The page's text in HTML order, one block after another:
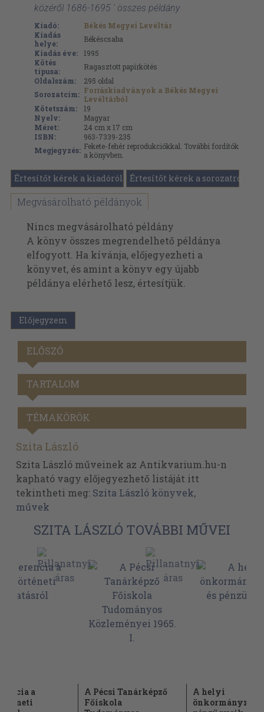
közéről 1686-1695 ' összes példány
Kiadó:
Békés Megyei Levéltár
Kiadás
helye:
Békéscsaba
Kiadás éve:
1995
Kötés
típusa:
Ragasztott papírkötés
Oldalszám:
295 oldal
Sorozatcím: Forráskiadványok a Békés Megyei
Levéltárból
Kötetszám:
19
Nyelv:
Magyar
Méret:
24 cm x 17 cm
ISBN:
963-7339-235
Megjegyzés: Fekete-fehér reprodukciókkal. További fordítók
a könyvben.
Értesítőt kérek a kiadóról Értesítőt kérek a sorozatról
Megvásárolható példányok
Nincs megvásárolható példány
A könyv összes megrendelhető példánya
elfogyott. Ha kívánja, előjegyezheti a
könyvet, és amint a könyv egy újabb
példánya elérhető lesz, értesítjük.
Előjegyzem
ELŐSZÓ
TARTALOM
TÉMAKÖRÖK
Szita László
Szita László műveinek az Antikvarium.hu-n
kapható vagy előjegyezhető listáját itt
tekintheti meg: Szita László könyvek,
művek
SZITA LÁSZLÓ TOVÁBBI MŰVEI
a
A Pécsi Tanárképző
Főiskola
A helyi